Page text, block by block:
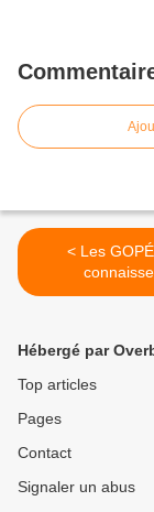
< Les GOPÉ vous
Hébergé par
Top articles
Pages
Contact
Signaler un abus